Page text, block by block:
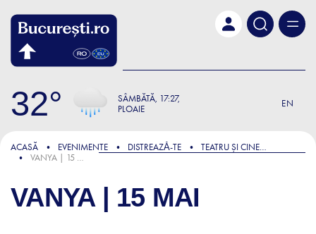
32 SÂMBĂTĂ 17:27
PLOAIE
EN
ACASĂ EVENIMENTE DISTREAZǍ-TE
TEATRU ȘI CINEMA
VANYA | 15 MAI
VANYA | 15 MAI